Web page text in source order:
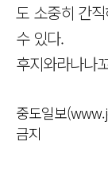
도 소중히 간
수 있다.
후지와라나나
중도일보
금지